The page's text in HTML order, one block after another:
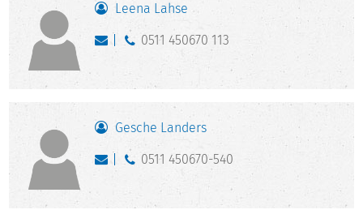
Leena Lahse
0511 450670 113
Gesche Landers
0511 450670-540